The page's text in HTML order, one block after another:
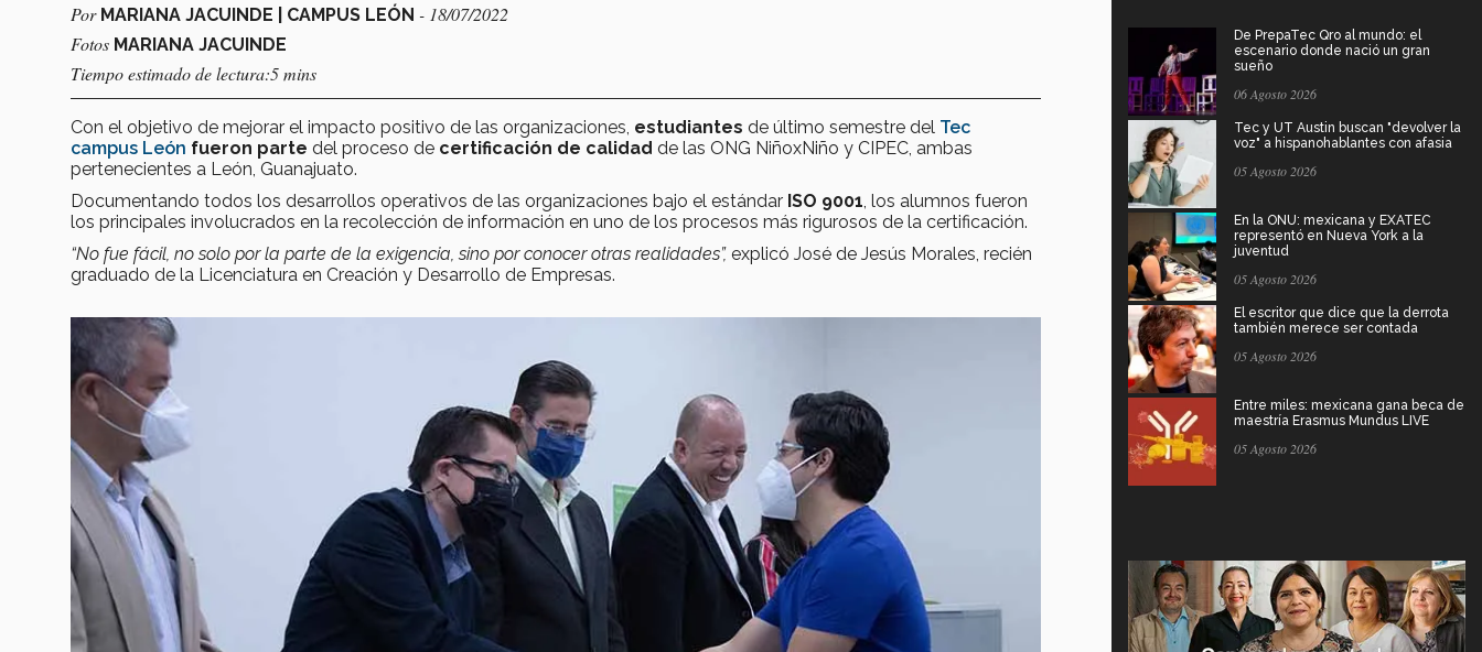
Por MARIANA JACUINDE | CAMPUS LEÓN - 18/07/2022
Fotos MARIANA JACUINDE
Tiempo estimado de lectura:5 mins
Con el objetivo de mejorar el impacto positivo de las organizaciones, estudiantes de último semestre del Tec
campus León fueron parte del proceso de certificación de calidad de las ONG NiñoxNiño y CIPEC, ambas
pertenecientes a León, Guanajuato.
Documentando todos los desarrollos operativos de las organizaciones bajo el estándar ISO 9001 , los alumnos fueron
los principales involucrados en la recolección de información en uno de los procesos más rigurosos de la certificación.
“No fue fácil, no solo por la parte de la exigencia, sino por conocer otras realidades”, explicó José de Jesús Morales, recién
graduado de la Licenciatura en Creación y Desarrollo de Empresas.
De PrepaTec Qro al mundo: el
escenario donde nació un gran
sueño
06 Agosto 2026
Tec y UT Austin buscan "devolver la
voz" a hispanohablantes con afasia
05 Agosto 2026
En la ONU: mexicana y EXATEC
representó en Nueva York a la
juventud
05 Agosto 2026
El escritor que dice que la derrota
también merece ser contada
05 Agosto 2026
Entre miles: mexicana gana beca de
maestría Erasmus Mundus LIVE
05 Agosto 2026